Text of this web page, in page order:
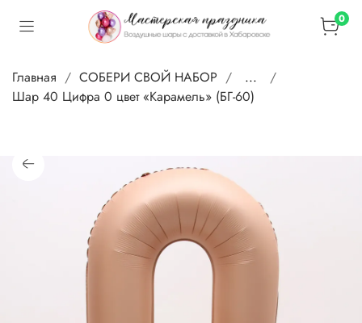
0
Главная СОБЕРИ СВОЙ НАБОР
...
Шар 40 Цифра 0 цвет «Карамель» (БГ-60)